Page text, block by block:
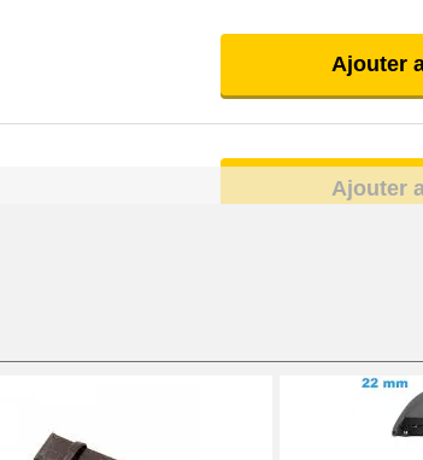
Ajouter
Ajouter
Ajouter